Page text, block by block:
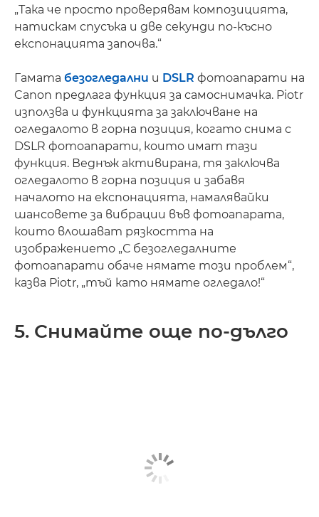
„Така че просто проверявам композицията,
натискам спусъка и две секунди по-късно
експонацията започва.“
Гамата безогледални и DSLR фотоапарати на
Canon предлага функция за самоснимачка. Piotr
използва и функцията за заключване на
огледалото в горна позиция, когато снима с
DSLR фотоапарати, които имат тази
функция. Веднъж активирана, тя заключва
огледалото в горна позиция и забавя
началото на експонацията, намалявайки
шансовете за вибрации във фотоапарата,
които влошават рязкостта на
изображението „С безогледалните
фотоапарати обаче нямате този проблем“,
казва Piotr, „тъй като нямате огледало!“
5. Снимайте още по-дълго